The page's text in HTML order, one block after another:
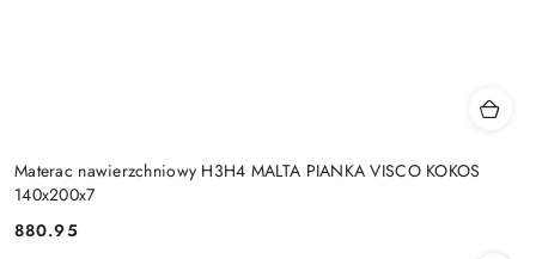
Materac nawierzchniowy H3H4 MALTA PIANKA VISCO KOKOS
140x200x7
Cena:
880.95